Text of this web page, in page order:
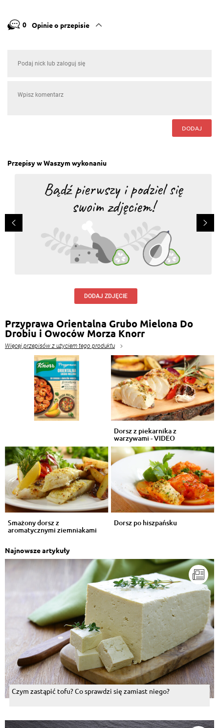
0 Opinie o przepisie
DODAJ
Przepisy w Waszym wykonaniu
DODAJ ZDJĘCIE
Przyprawa Orientalna Grubo Mielona Do
Drobiu i Owoców Morza Knorr
Więcej przepisów z użyciem tego produktu
Dorsz z piekarnika z
warzywami - VIDEO
Smażony dorsz z
aromatycznymi ziemniakami
Dorsz po hiszpańsku
Najnowsze artykuły
Czym zastąpić tofu? Co sprawdzi się zamiast niego?